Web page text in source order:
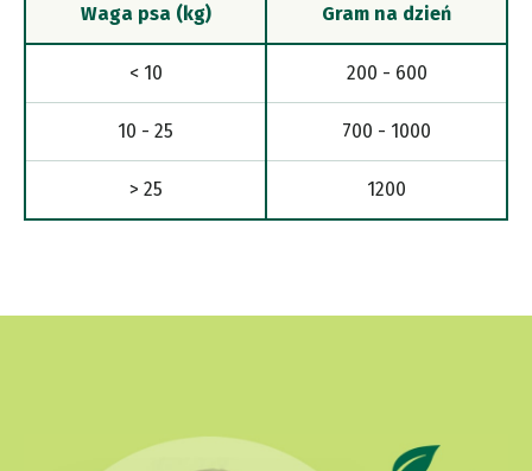
Waga psa (kg) Gram na dzień
< 10 200 - 600
10 - 25 700 - 1000
> 25 1200